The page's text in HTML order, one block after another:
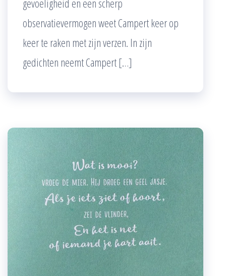
observatievermogen weet Campert keer op
keer te raken met zijn verzen. In zijn
gedichten neemt Campert […]